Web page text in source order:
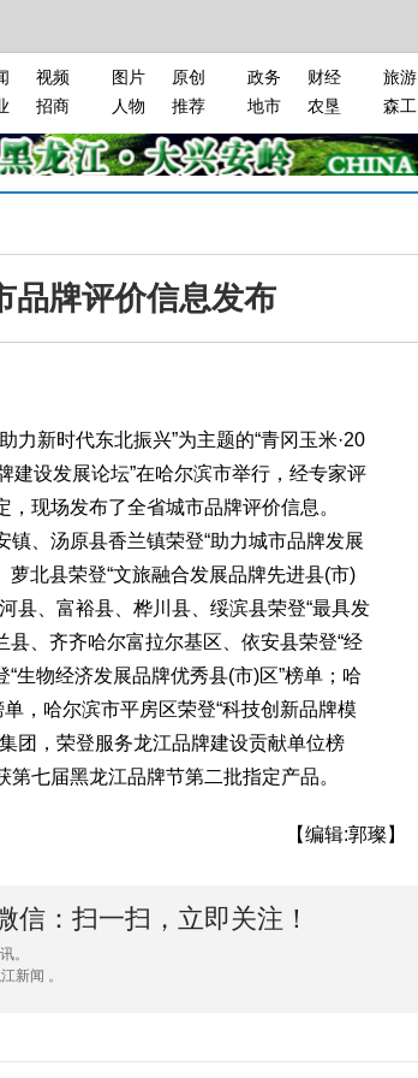
视频
招商
图片
原创
人物
推荐
政务
财经
地市
农垦
旅游
森工
品牌评价信息发布
新时代东北振兴”为主题的“青冈玉米·20
建设发展论坛”在哈尔滨市举行，经专家评
现场发布了全省城市品牌评价信息。
、汤原县香兰镇荣登“助力城市品牌发展
北县荣登“文旅融合发展品牌先进县(市)
县、富裕县、桦川县、绥滨县荣登“最具发
县、齐齐哈尔富拉尔基区、依安县荣登“经
生物经济发展品牌优秀县(市)区”榜单；哈
，哈尔滨市平房区荣登“科技创新品牌模
团，荣登服务龙江品牌建设贡献单位榜
七届黑龙江品牌节第二批指定产品。
【编辑:郭璨】
信：扫一扫，立即关注！
。
新闻 。